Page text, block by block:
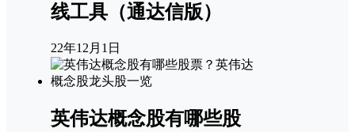
线工具（通达信版）
22年12月1日
英伟达概念股有哪些股